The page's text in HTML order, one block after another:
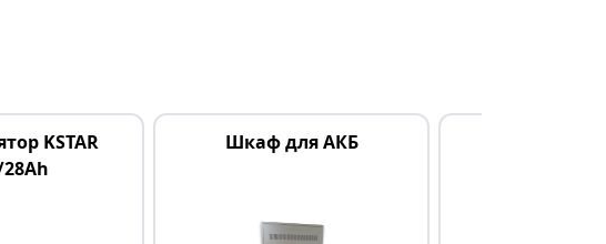
KSTAR
Шкаф для АКБ